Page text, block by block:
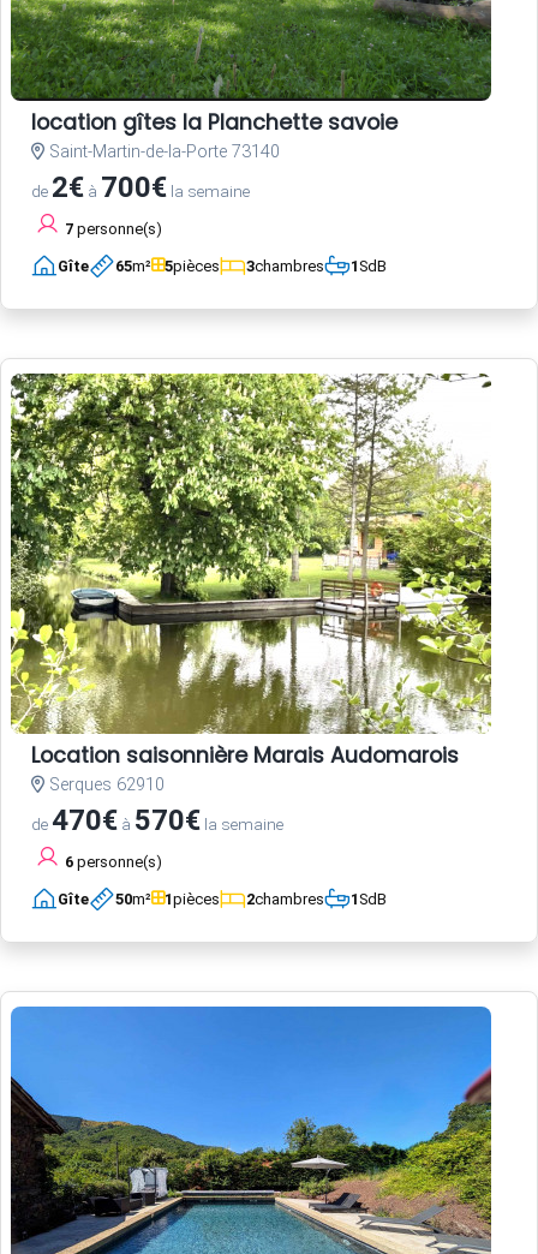
location gîtes la Planchette savoie
Saint-Martin-de-la-Porte 73140
de 2€ à 700€ la semaine
7 personne(s)
Gîte 65m² 5pièces 3chambres 1SdB
Location saisonnière Marais Audomarois
Serques 62910
de470€ à 570€ la semaine
6 personne(s)
Gîte 50m² 1pièces 2chambres 1SdB